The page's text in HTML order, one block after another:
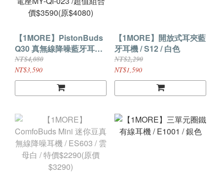
【1MORE】PistonBuds
Q30 真無線降噪藍牙耳機 /
EC305+MYCELL 65W氮
化鎵五合一磁吸式無線充
電座MY-QI-023 /超值組合
價$3590(原$4080)
NT$4,080
NT$3,590
【1MORE】開放式耳夾藍
牙耳機 / S12 / 白色
NT$2,290
NT$1,590